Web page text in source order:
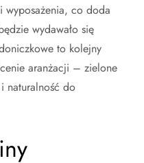
wyposażenia, co doda
wydawało się
to kolejny
aranżacji – zielone
naturalność do